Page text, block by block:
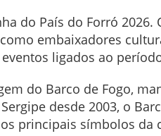
do País do Forró
embaixadores
ligados ao
do Barco de Fogo,
desde 2003, o
principais símbolos da